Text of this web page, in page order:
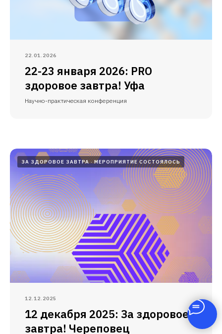
22.01.2026
22-23 января 2026: PRO
здоровое завтра! Уфа
Научно-практическая конференция
ЗА ЗДОРОВОЕ ЗАВТРА МЕРОПРИЯТИЕ СОСТОЯЛОСЬ
12.12.2025
12 декабря 2025: За здоровое
завтра! Череповец